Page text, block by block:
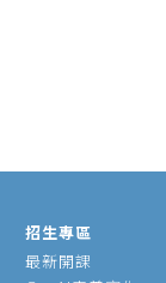
招生專區
最新開課